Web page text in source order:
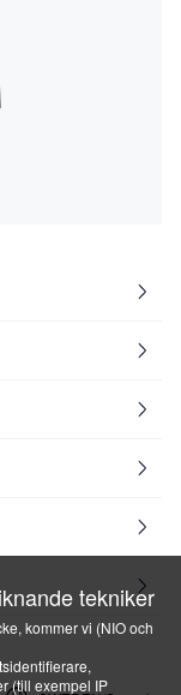
tekniker
kommer vi (NIO och
(till exempel IP
Artiklar Karriär
Konfigurera